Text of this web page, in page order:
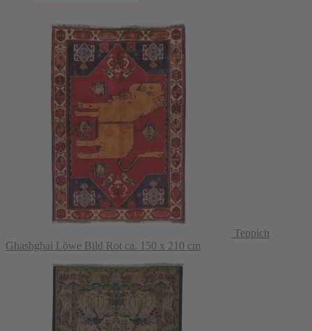
Teppich
Ghashghai Löwe Bild Rot ca. 150 x 210 cm